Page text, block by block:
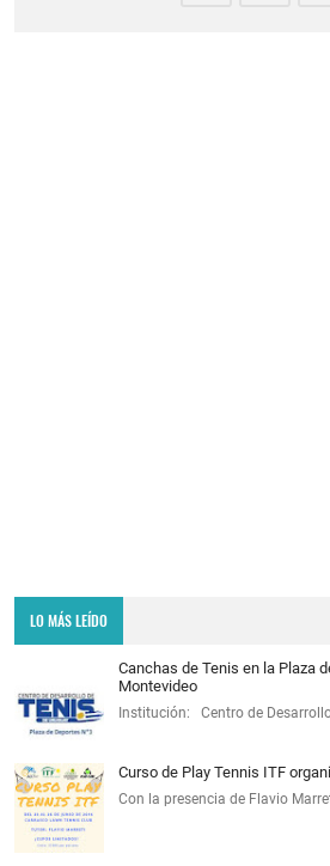
LO MÁS LEÍDO
Canchas de Tenis en la Plaza
Montevideo
Institución: Centro de
Curso de Play Tennis ITF
Con la presencia de Flavio